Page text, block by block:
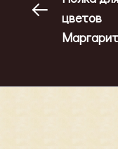
цветов